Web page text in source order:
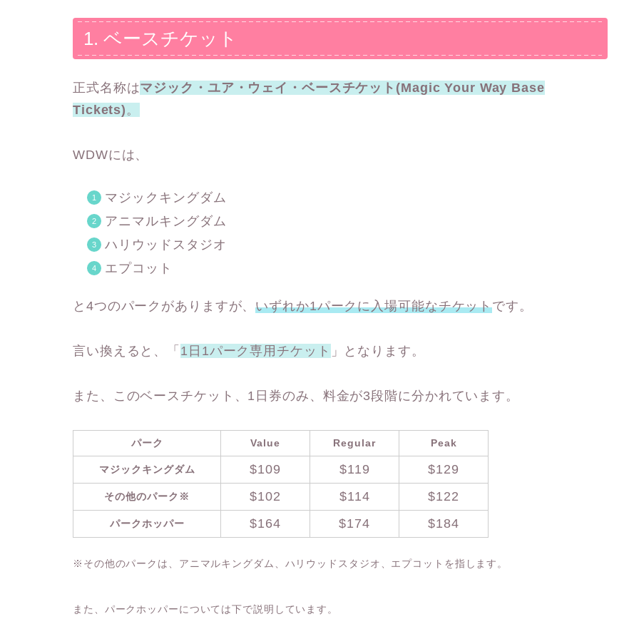
1. ベースチケット
正式名称はマジック・ユア・ウェイ・ベースチケット(Magic Your Way Base
Tickets) 。
WDWには、
マジックキングダム
アニマルキングダム
ハリウッドスタジオ
エプコット
と4つのパークがありますが、いずれか1パークに入場可能なチケットです。
言い換えると、「 1日1パーク専用チケット 」となります。
また、このベースチケット、1日券のみ、料金が3段階に分かれています。
パーク Value Regular Peak
マジックキングダム $109 $119 $129
その他のパーク※ $102 $114 $122
パークホッパー $164 $174 $184
※その他のパークは、アニマルキングダム、ハリウッドスタジオ、エプコットを指します。
また、パークホッパーについては下で説明しています。